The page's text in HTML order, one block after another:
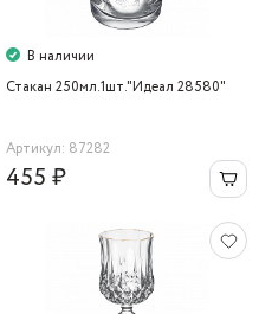
В наличии
Стакан 250мл.1шт."Идеал 28580"
Артикул: 87282
455 ₽